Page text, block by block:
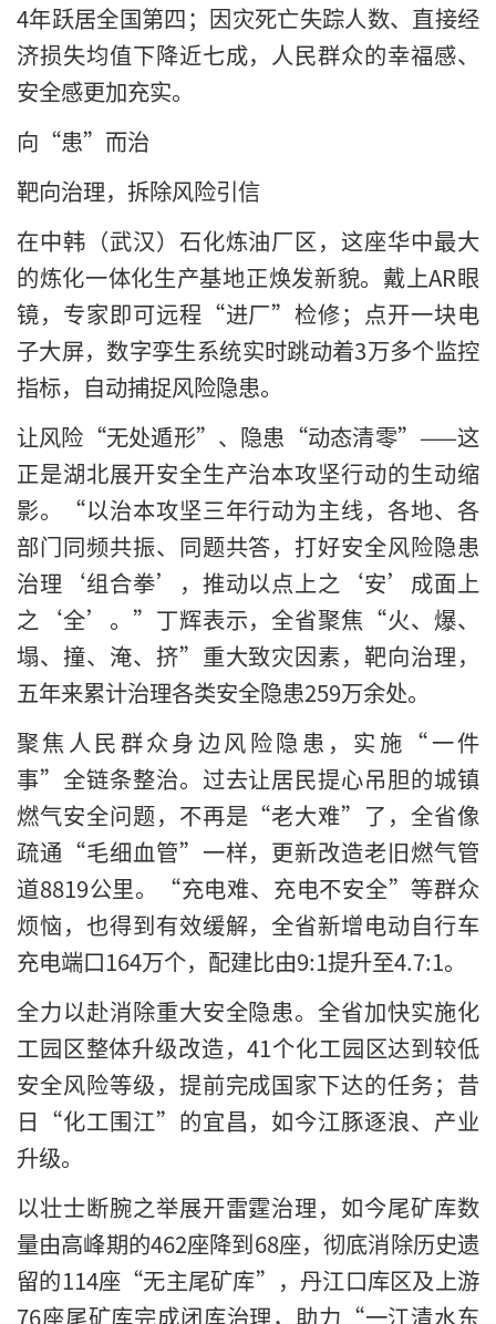
4年跃居全国第四；因灾死亡失踪人数、直接经
济损失均值下降近七成，人民群众的幸福感、
安全感更加充实。
向“患”而治
靶向治理，拆除风险引信
在中韩（武汉）石化炼油厂区，这座华中最大
的炼化一体化生产基地正焕发新貌。戴上AR眼
镜，专家即可远程“进厂”检修；点开一块电
子大屏，数字孪生系统实时跳动着3万多个监控
指标，自动捕捉风险隐患。
让风险“无处遁形”、隐患“动态清零”——这
正是湖北展开安全生产治本攻坚行动的生动缩
影。“以治本攻坚三年行动为主线，各地、各
部门同频共振、同题共答，打好安全风险隐患
治理‘组合拳’，推动以点上之‘安’成面上
之‘全’。”丁辉表示，全省聚焦“火、爆、
塌、撞、淹、挤”重大致灾因素，靶向治理，
五年来累计治理各类安全隐患259万余处。
聚焦人民群众身边风险隐患，实施“一件
事”全链条整治。过去让居民提心吊胆的城镇
燃气安全问题，不再是“老大难”了，全省像
疏通“毛细血管”一样，更新改造老旧燃气管
道8819公里。“充电难、充电不安全”等群众
烦恼，也得到有效缓解，全省新增电动自行车
充电端口164万个，配建比由9:1提升至4.7:1。
全力以赴消除重大安全隐患。全省加快实施化
工园区整体升级改造，41个化工园区达到较低
安全风险等级，提前完成国家下达的任务；昔
日“化工围江”的宜昌，如今江豚逐浪、产业
升级。
以壮士断腕之举展开雷霆治理，如今尾矿库数
量由高峰期的462座降到68座，彻底消除历史遗
留的114座“无主尾矿库”，丹江口库区及上游
76座尾矿库完成闭库治理，助力“一江清水东